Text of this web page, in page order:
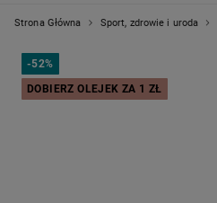
Strona Główna Sport, zdrowie i uroda
-52%
DOBIERZ OLEJEK ZA 1 ZŁ